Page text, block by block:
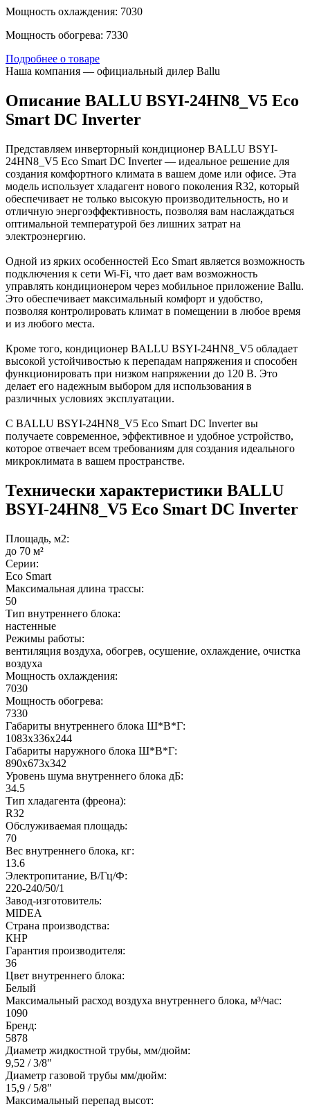
Мощность охлаждения: 7030
Мощность обогрева: 7330
Подробнее о товаре
Наша компания — официальный дилер Ballu
Описание BALLU BSYI-24HN8_V5 Eco
Smart DC Inverter
Представляем инверторный кондиционер BALLU BSYI-
24HN8_V5 Eco Smart DC Inverter — идеальное решение для
создания комфортного климата в вашем доме или офисе. Эта
модель использует хладагент нового поколения R32, который
обеспечивает не только высокую производительность, но и
отличную энергоэффективность, позволяя вам наслаждаться
оптимальной температурой без лишних затрат на
электроэнергию.
Одной из ярких особенностей Eco Smart является возможность
подключения к сети Wi-Fi, что дает вам возможность
управлять кондиционером через мобильное приложение Ballu.
Это обеспечивает максимальный комфорт и удобство,
позволяя контролировать климат в помещении в любое время
и из любого места.
Кроме того, кондиционер BALLU BSYI-24HN8_V5 обладает
высокой устойчивостью к перепадам напряжения и способен
функционировать при низком напряжении до 120 В. Это
делает его надежным выбором для использования в
различных условиях эксплуатации.
С BALLU BSYI-24HN8_V5 Eco Smart DC Inverter вы
получаете современное, эффективное и удобное устройство,
которое отвечает всем требованиям для создания идеального
микроклимата в вашем пространстве.
Технически характеристики BALLU
BSYI-24HN8_V5 Eco Smart DC Inverter
Площадь, м2:
до 70 м²
Серии:
Eco Smart
Максимальная длина трассы:
50
Тип внутреннего блока:
настенные
Режимы работы:
вентиляция воздуха, обогрев, осушение, охлаждение, очистка
воздуха
Мощность охлаждения:
7030
Мощность обогрева:
7330
Габариты внутреннего блока Ш*В*Г:
1083x336x244
Габариты наружного блока Ш*В*Г:
890x673x342
Уровень шума внутреннего блока дБ:
34.5
Тип хладагента (фреона):
R32
Обслуживаемая площадь:
70
Вес внутреннего блока, кг:
13.6
Электропитание, В/Гц/Ф:
220-240/50/1
Завод-изготовитель:
MIDEA
Страна производства:
КНР
Гарантия производителя:
36
Цвет внутреннего блока:
Белый
Максимальный расход воздуха внутреннего блока, м³/час:
1090
Бренд:
5878
Диаметр жидкостной трубы, мм/дюйм:
9,52 / 3/8"
Диаметр газовой трубы мм/дюйм:
15,9 / 5/8"
Максимальный перепад высот: